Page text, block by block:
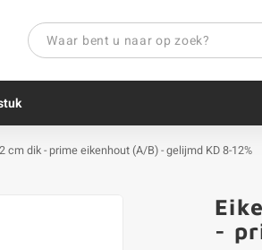
dik - prime eikenhout (A/B) - gelijmd KD 8-12%
-